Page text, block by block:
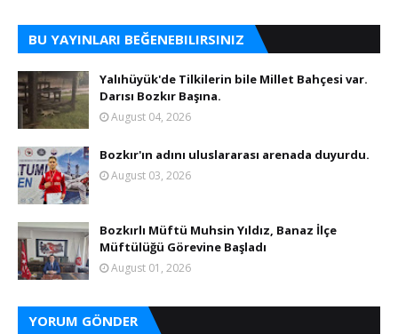
BU YAYINLARI BEĞENEBILIRSINIZ
Yalıhüyük'de Tilkilerin bile Millet Bahçesi var.
Darısı Bozkır Başına.
August 04, 2026
Bozkır'ın adını uluslararası arenada duyurdu.
August 03, 2026
Bozkırlı Müftü Muhsin Yıldız, Banaz İlçe
Müftülüğü Görevine Başladı
August 01, 2026
YORUM GÖNDER